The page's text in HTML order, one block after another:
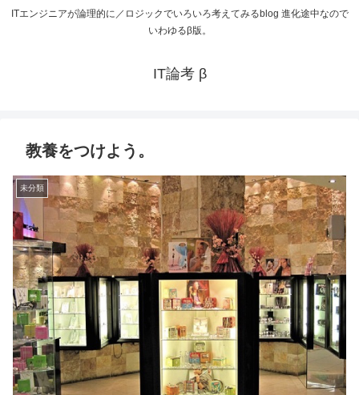
ITエンジニアが論理的に／ロジックでいろいろ考えてみるblog 進化途中なので
いわゆるβ版。
IT論考 β
教養をつけよう。
未分類